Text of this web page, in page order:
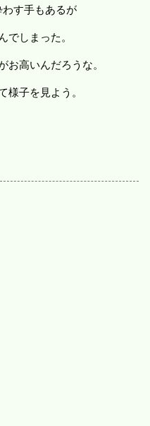
す手もあるが
でしまった。
お高いんだろうな。
様子を見よう。